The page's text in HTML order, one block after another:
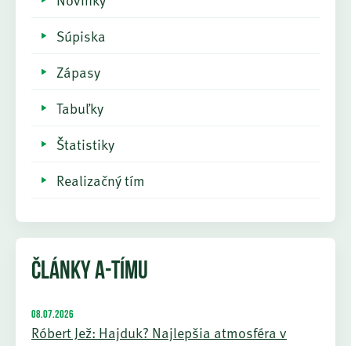
Súpiska
Zápasy
Tabuľky
Štatistiky
Realizačný tím
ČLÁNKY A-TÍMU
08.07.2026
Róbert Jež: Hajduk? Najlepšia atmosféra v